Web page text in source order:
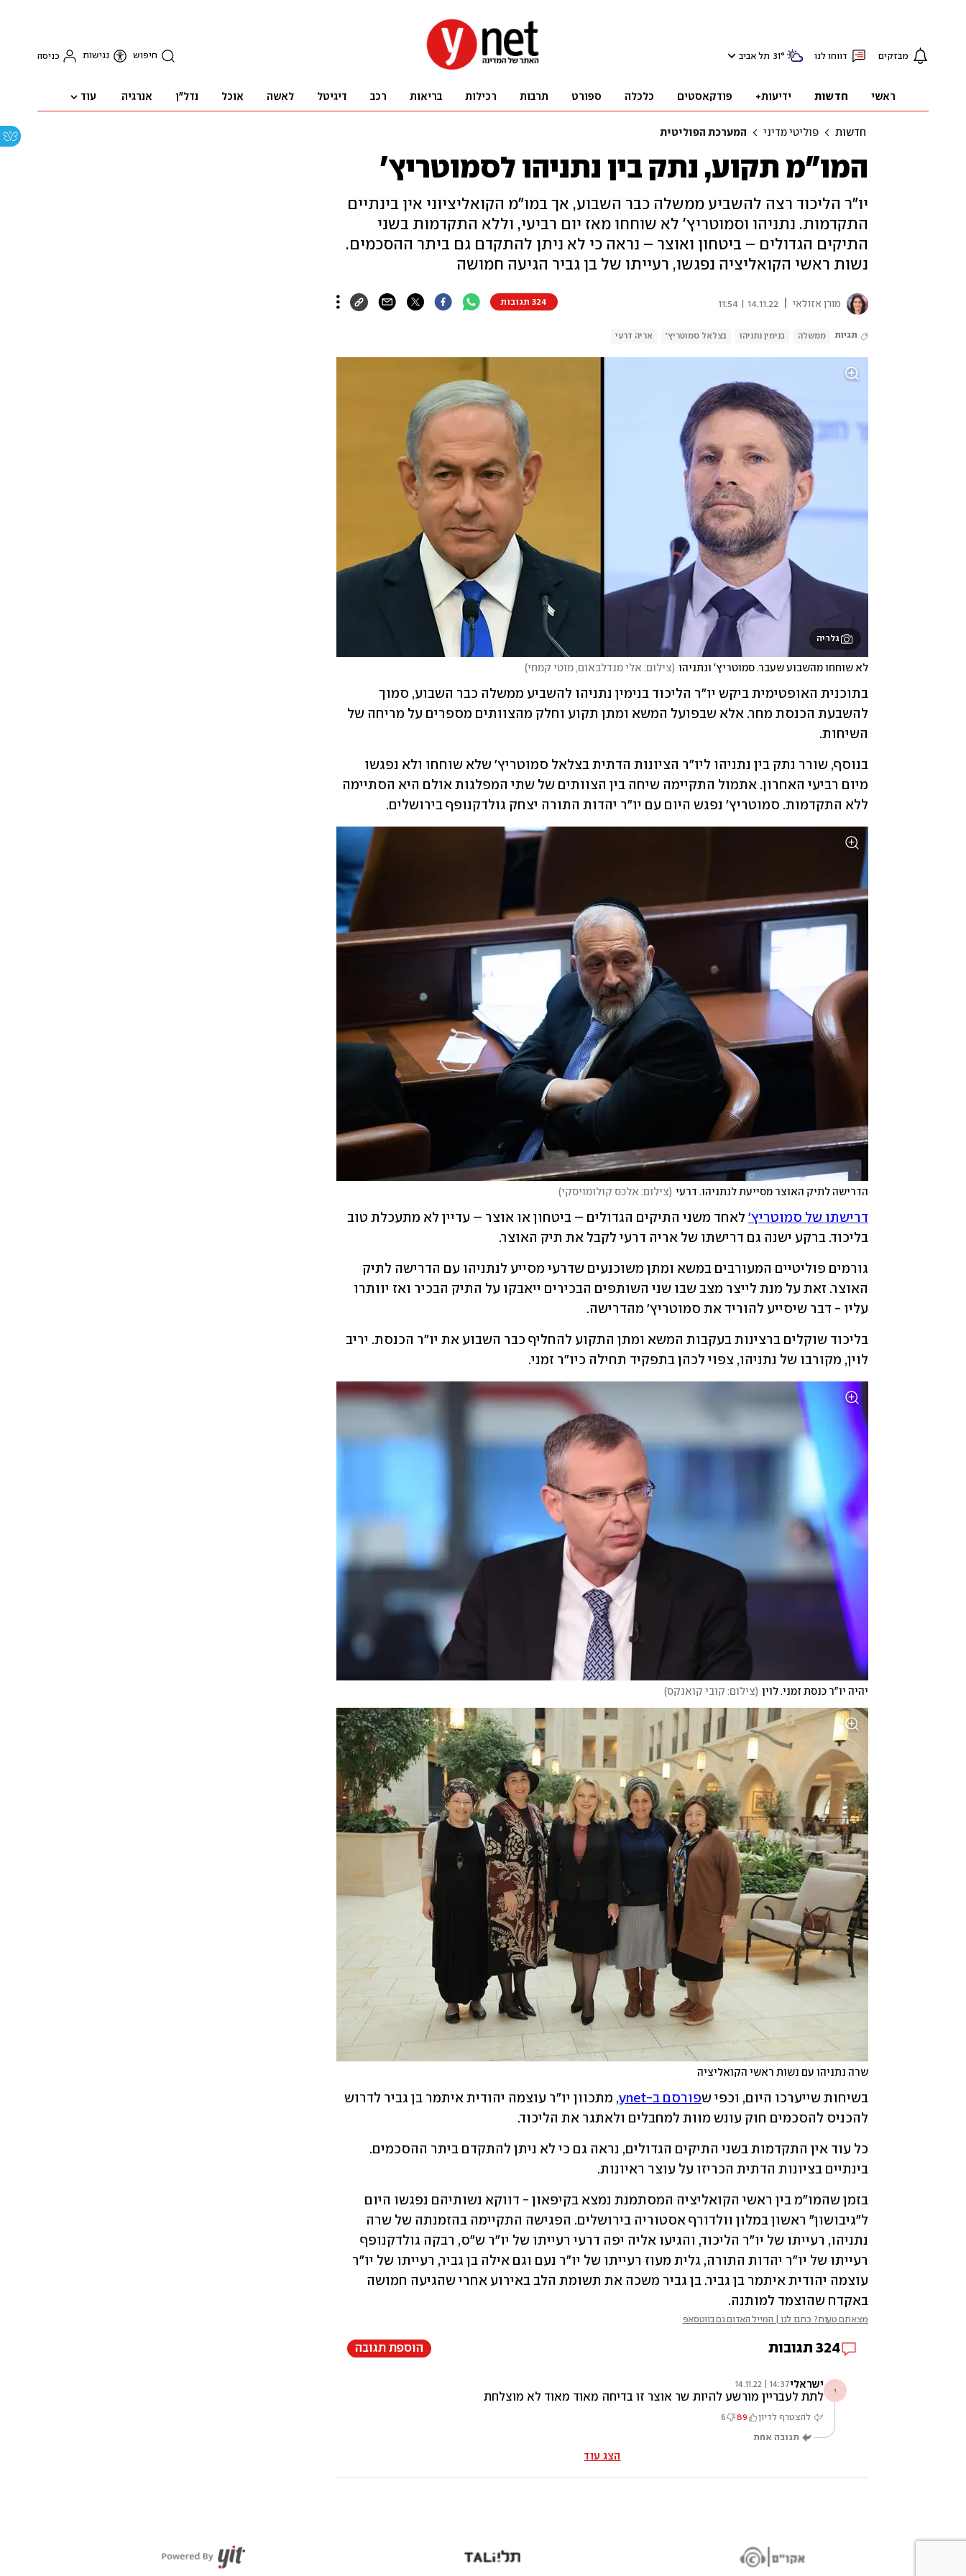
מבזקים דווחו לנו 31° תל אביב חיפוש נגישות כניסה
ראשי חדשות ידיעות+ פודקאסטים כלכלה ספורט תרבות רכילות בריאות רכב דיגיטל לאשה אוכל נדל"ן אנרגיה עוד
חדשות פוליטי מדיני המערכת הפוליטית
המו"מ תקוע, נתק בין נתניהו לסמוטריץ'
יו"ר הליכוד רצה להשביע ממשלה כבר השבוע, אך במו"מ הקואליציוני אין בינתיים
התקדמות. נתניהו וסמוטריץ' לא שוחחו מאז יום רביעי, וללא התקדמות בשני
התיקים הגדולים – ביטחון ואוצר – נראה כי לא ניתן להתקדם גם ביתר ההסכמים.
נשות ראשי הקואליציה נפגשו, רעייתו של בן גביר הגיעה חמושה
מורן אזולאי 14.11.22 | 11:54 324 תגובות
תגיות ממשלה בנימין נתניהו בצלאל סמוטריץ' אריה דרעי
גלריה
לא שוחחו מהשבוע שעבר. סמוטריץ' ונתניהו (צילום: אלי מנדלבאום, מוטי קמחי)
השיחות.
ללא התקדמות. סמוטריץ' נפגש היום עם יו"ר יהדות התורה יצחק גולדקנופף בירושלים.
הדרישה לתיק האוצר מסייעת לנתניהו. דרעי (צילום: אלכס קולומויסקי)
דרישתו של סמוטריץ'
בליכוד. ברקע ישנה גם דרישתו של אריה דרעי לקבל את תיק האוצר.
עליו - דבר שיסייע להוריד את סמוטריץ' מהדרישה.
לוין, מקורבו של נתניהו, צפוי לכהן בתפקיד תחילה כיו"ר זמני.
יהיה יו"ר כנסת זמני. לוין (צילום: קובי קואנקס)
שרה נתניהו עם נשות ראשי הקואליציה
בשיחות שייערכו היום, וכפי שפורסם ב-ynet
להכניס להסכמים חוק עונש מוות למחבלים ולאתגר את הליכוד.
בינתיים בציונות הדתית הכריזו על עוצר ראיונות.
באקדח שהוצמד למותנה.
מצאתם טעות? כתבו לנו | המייל האדום גם בווטסאפ
324 תגובות הוספת תגובה
י ישראלי14:37 | 14.11.22
לתת לעבריין מורשע להיות שר אוצר זו בדיחה מאוד מאוד לא מוצלחת
להצטרף לדיון 89
6
תגובה אחת
הצג עוד